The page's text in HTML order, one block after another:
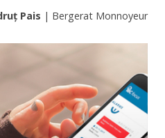
Pais | Bergerat Monnoyeur